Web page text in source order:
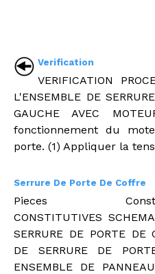
Verification
VERIFICATION
L'ENSEMBLE DE
GAUCHE AVEC
fonctionnement du
porte. (1) Appliquer la
Serrure De Porte De Coffre
Pieces
CONSTITUTIVES
SERRURE DE PORTE DE
DE SERRURE DE
ENSEMBLE DE